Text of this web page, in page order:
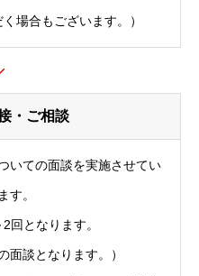
場合もございます。）
・ご相談
いての面談を実施させてい
す。
回となります。
面談となります。）